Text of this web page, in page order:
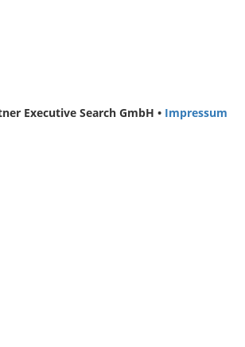
Executive Search GmbH • Impressum